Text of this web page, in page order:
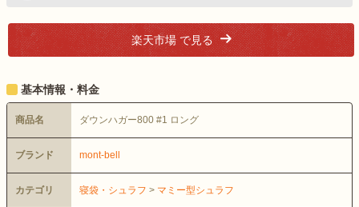
楽天市場 で見る
基本情報・料金
商品名 ダウンハガー800 #1 ロング
ブランド mont-bell
カテゴリ 寝袋・シュラフ > マミー型シュラフ